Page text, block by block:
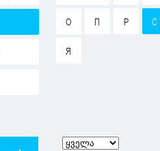
О П Р С
Я